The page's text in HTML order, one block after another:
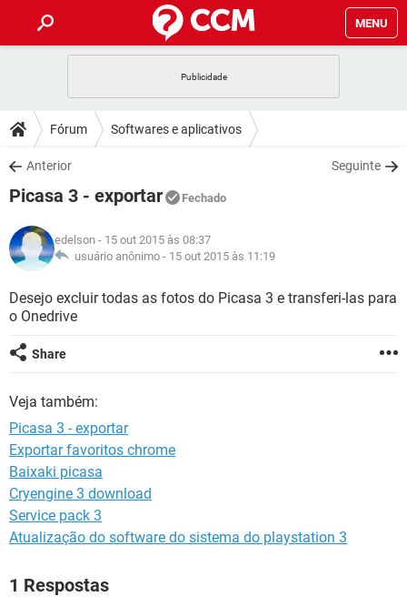
MENU
CELULAR FACEBOOK
OUTLOOK
INSTAGRAM GMAIL
GUIA DE COMPRAS
DICAS
JOGOS WHATSAPP
INSTAGRAM
GUIA DE COMPRAS
DOWNLOADS
JOGOS WHATSAPP
CELULAR
OUTLOOK EXCEL
INSTAGRAM GMAIL
GUIA DE COMPRAS
JOGOS
CELULAR
OUTLOOK EXCEL
GLOSSÁRIO
JOGOS WHATSAPP
CELULAR
OUTLOOK
GUIA DE COMPRAS
Fórum Softwares e aplicativos
Anterior Seguinte
Picasa 3 - exportar Fechado
edelson - 15 out 2015 às 08:37
usuário anônimo - 15 out 2015 às 11:19
Desejo excluir todas as fotos do Picasa 3 e transferi-las para
o Onedrive
Share
Veja também:
Picasa 3 - exportar
Exportar favoritos chrome
Baixaki picasa
Cryengine 3 download
Service pack 3
Atualização do software do sistema do playstation 3
1 Respostas